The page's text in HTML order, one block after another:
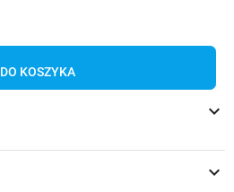
DO KOSZYKA
keyboard_arrow_down
keyboard_arrow_down